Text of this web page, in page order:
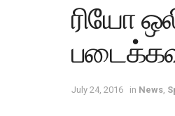
ரியோ
July 24, 2016 in News